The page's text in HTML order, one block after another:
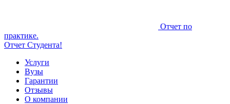
Отчет по
практике.
Отчет Студента!
Услуги
Вузы
Гарантии
Отзывы
О компании